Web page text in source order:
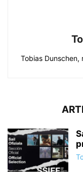
Tobias Dunschen,